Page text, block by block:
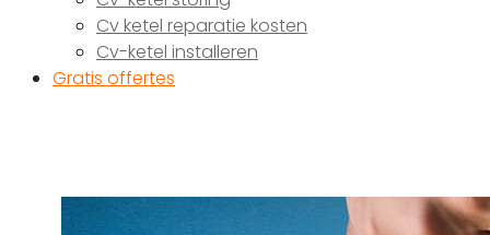
Cv ketel reparatie kosten
Cv-ketel installeren
Gratis offertes